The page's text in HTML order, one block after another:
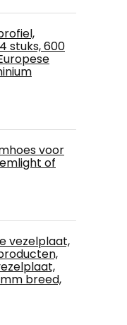
stuks, 600
voor
of
vezelplaat,
breed,